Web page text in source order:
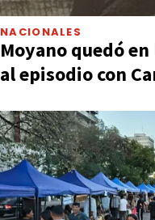
NACIONALES
Moyano quedó
al episodio con